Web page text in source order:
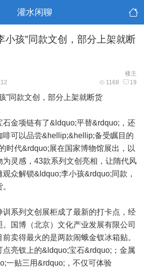
灌水闲聊
小孩”同款文创，部分上架就断
楼主
1168 19
”同款文创，部分上架就断货
石金项链有了&ldquo;平替&rdquo;，还
啡可以品尝&hellip;&hellip;备受瞩目的
时代&rdquo;展在国家博物馆展出，以
为灵感，43款系列文创亮相，让隋代风
众解锁&ldquo;李小孩&rdquo;同款，
训系列文创展柜成了最新的打卡点，经
国博（北京）文化产业发展有限公司
卖得最火的是两款闹蛾金钗冰箱贴。
点亮钗上的&ldquo;宝石&rdquo;；金属
一贴三用&rdquo;，不仅可体验